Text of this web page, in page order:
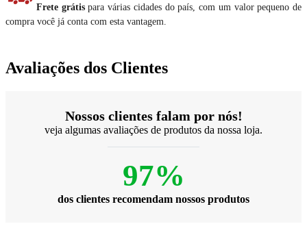
Frete grátispara várias cidades do país, com um valor pequeno de
compra você já conta com esta vantagem.
Avaliações dos Clientes
Nossos clientes falam por nós!
veja algumas avaliações de produtos da nossa loja.
97%
dos clientes recomendam nossos produtos